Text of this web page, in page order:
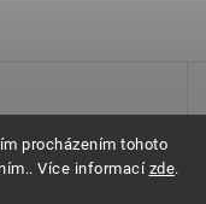
procházením tohoto
Více informací zde.